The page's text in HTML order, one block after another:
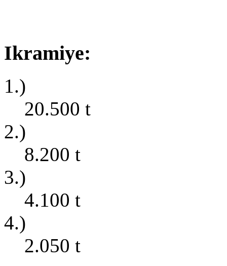
Ikramiye:
1.)
20.500 t
2.)
8.200 t
3.)
4.100 t
4.)
2.050 t